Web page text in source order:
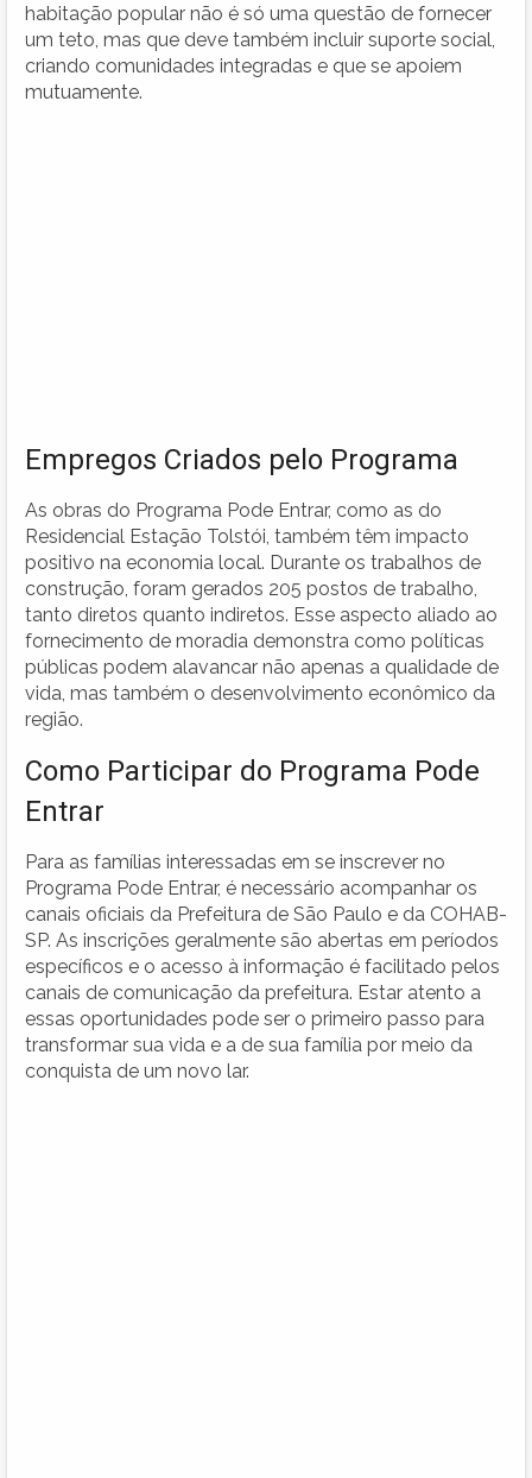
habitação popular não é só uma questão de fornecer
um teto, mas que deve também incluir suporte social,
criando comunidades integradas e que se apoiem
mutuamente.
Empregos Criados pelo Programa
As obras do Programa Pode Entrar, como as do
Residencial Estação Tolstói, também têm impacto
positivo na economia local. Durante os trabalhos de
construção, foram gerados 205 postos de trabalho,
tanto diretos quanto indiretos. Esse aspecto aliado ao
fornecimento de moradia demonstra como políticas
públicas podem alavancar não apenas a qualidade de
vida, mas também o desenvolvimento econômico da
região.
Como Participar do Programa Pode
Entrar
Para as famílias interessadas em se inscrever no
Programa Pode Entrar, é necessário acompanhar os
canais oficiais da Prefeitura de São Paulo e da COHAB-
SP. As inscrições geralmente são abertas em períodos
específicos e o acesso à informação é facilitado pelos
canais de comunicação da prefeitura. Estar atento a
essas oportunidades pode ser o primeiro passo para
transformar sua vida e a de sua família por meio da
conquista de um novo lar.